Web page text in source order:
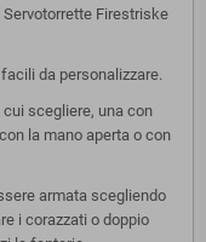
Firestriske
da personalizzare.
scegliere, una con
la mano aperta o con
armata scegliendo
i corazzati o doppio